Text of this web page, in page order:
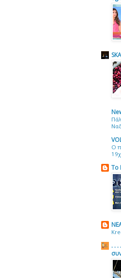
Ο
Το
. .